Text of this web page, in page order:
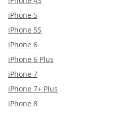
iPhone 5
iPhone 5S
iPhone 6
iPhone 6 Plus
iPhone 7
iPhone 7+ Plus
iPhone 8